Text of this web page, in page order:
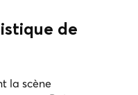
de
la scène